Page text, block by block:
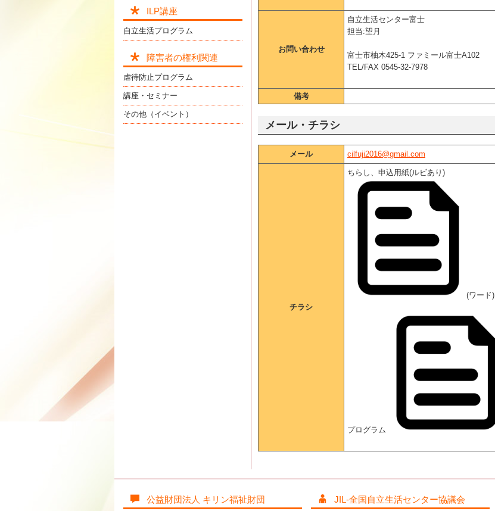
お問い合わせ
自立生活センター富士
担当:望月
富士市柚木425-1 ファミール富士A102
TEL/FAX 0545-32-7978
備考
メール・チラシ
メール cilfuji2016@gmail.com
チラシ
ちらし、申込用紙(ルビあり)
(ワード)
プログラム
ILP講座
自立生活プログラム
障害者の権利関連
虐待防止プログラム
講座・セミナー
その他（イベント）
公益財団法人 キリン福祉財団 JIL-全国自立生活センター協議会